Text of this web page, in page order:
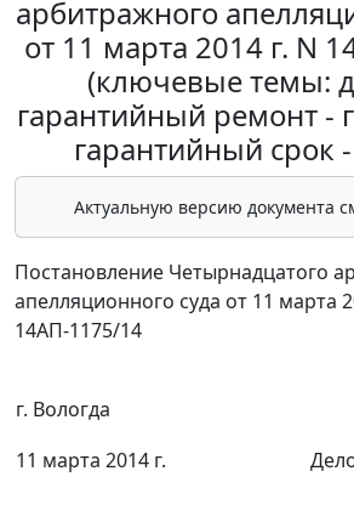
арбитражного
от 11 марта 2014 г. N
(ключевые темы:
гарантийный ремонт -
гарантийный срок
Актуальную версию документа
Постановление Четырнадцатого
апелляционного суда от 11 марта
14АП-1175/14
г. Вологда
11 марта 2014 г.